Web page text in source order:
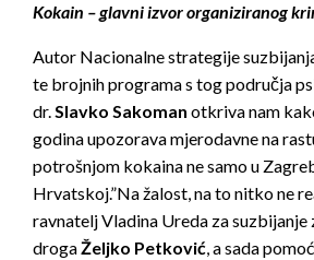
Kokain – glavni izvor organiziranog
Autor Nacionalne strategije
te brojnih programa s tog područja
dr.Slavko Sakoman otkriva nam
godina upozorava mjerodavne na
potrošnjom kokaina ne samo u
Hrvatskoj.”Na žalost, na to nitko ne
ravnatelj Vladina Ureda za
drogaŽeljko Petković, a sada